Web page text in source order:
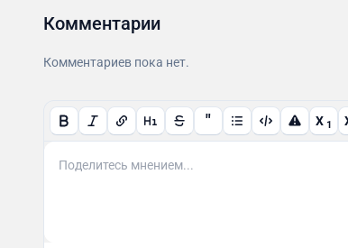
Комментарии
Комментариев пока нет.
" X 1